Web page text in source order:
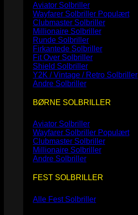
Aviator Solbriller
Wayfarer Solbriller
Clubmaster Solbriller
Millionaire Solbriller
Runde Solbriller
Firkantede Solbriller
Fit Over Solbriller
Shield Solbriller
Y2K / Vintage / Retro Solbriller
Andre Solbriller
BØRNE SOLBRILLER
Aviator Solbriller
Wayfarer Solbriller
Clubmaster Solbriller
Millionaire Solbriller
Andre Solbriller
FEST SOLBRILLER
Alle Fest Solbriller